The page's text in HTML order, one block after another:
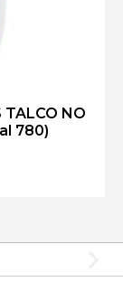
TALCO NO
780)